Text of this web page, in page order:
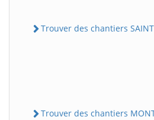
Trouver des chantiers SAINT-
Trouver des chantiers